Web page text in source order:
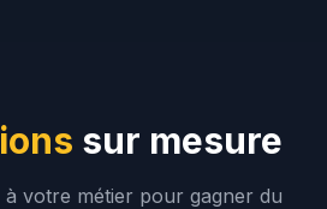
sur mesure
à votre métier pour gagner du